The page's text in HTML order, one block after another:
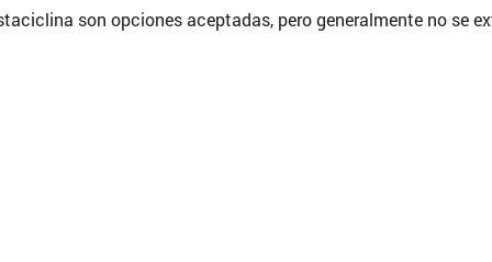
son opciones aceptadas, pero generalmente no